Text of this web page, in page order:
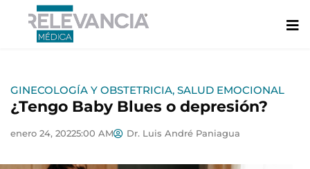
contenido
GINECOLOGÍA Y OBSTETRICIA, SALUD EMOCIONAL
¿Tengo Baby Blues o depresión?
enero 24, 20225:00 AM Dr. Luis André Paniagua